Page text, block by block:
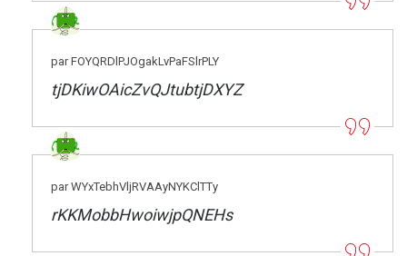
par FOYQRDlPJOgakLvPaFSlrPLY
tjDKiwOAicZvQJtubtjDXYZ
par WYxTebhVljRVAAyNYKClTTy
rKKMobbHwoiwjpQNEHs